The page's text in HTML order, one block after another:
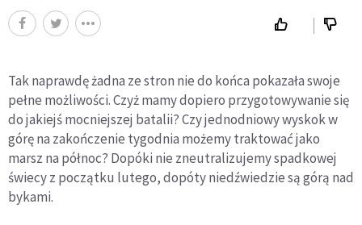
Tak naprawdę żadna ze stron nie do końca pokazała swoje
pełne możliwości. Czyż mamy dopiero przygotowywanie się
do jakiejś mocniejszej batalii? Czy jednodniowy wyskok w
górę na zakończenie tygodnia możemy traktować jako
marsz na północ? Dopóki nie zneutralizujemy spadkowej
świecy z początku lutego, dopóty niedźwiedzie są górą nad
bykami.